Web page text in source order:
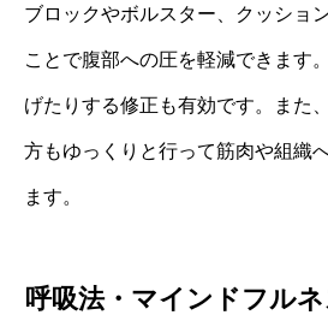
ブロックやボルスター、クッショ
ことで腹部への圧を軽減できます
げたりする修正も有効です。また
方もゆっくりと行って筋肉や組織
ます。
呼吸法・マインドフル